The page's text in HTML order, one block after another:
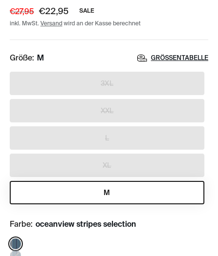
€27,95 €22,95
SALE
inkl. MwSt. Versand wird an der Kasse berechnet
Größe: M GRÖSSENTABELLE
3XL
XXL
L
XL
M
Farbe: oceanview stripes selection
Color: